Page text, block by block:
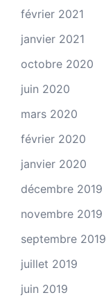
février 2021
janvier 2021
octobre 2020
juin 2020
mars 2020
février 2020
janvier 2020
décembre 2019
novembre 2019
septembre 2019
juillet 2019
juin 2019